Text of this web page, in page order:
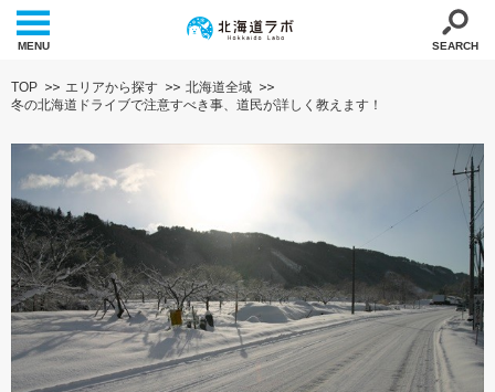
MENU SEARCH
TOP エリアから探す
北海道全域
冬の北海道ドライブで注意すべき事、道民が詳しく教えます！